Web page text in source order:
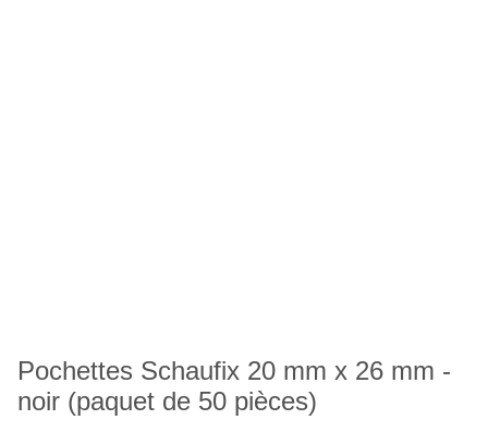
Pochettes Schaufix 20 mm x 26 mm -
noir (paquet de 50 pièces)